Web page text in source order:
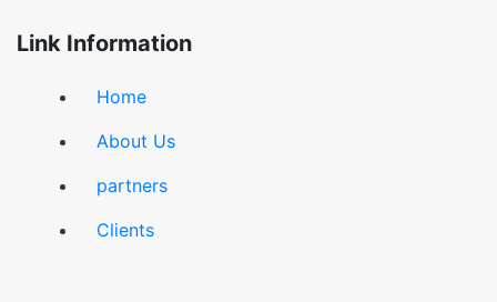
Link Information
Home
About Us
partners
Clients